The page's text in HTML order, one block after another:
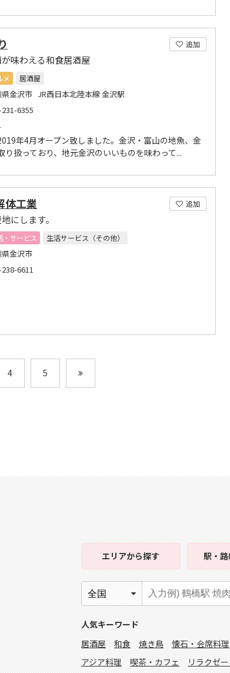
追加
味わえる和食居酒屋
メ
居酒屋
金沢市 JR西日本北陸本線 金沢駅
6355
年4月オープン致しました。金沢・富山の地魚、金
り扱っており、地元金沢のいいものを味わって...
追加
体工業
にします。
・サービス
生活サービス（その他）
金沢市
6611
4 5
エリアから探す 駅・
人気キーワード
居酒屋
和食 焼き鳥 懐石・会席料理
アジア料理
喫茶・カフェ リラクゼ